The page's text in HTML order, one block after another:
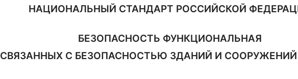
НАЦИОНАЛЬНЫЙ СТАНДАРТ РОССИЙСКОЙ
БЕЗОПАСНОСТЬ ФУНКЦИОНАЛЬНАЯ
СВЯЗАННЫХ С БЕЗОПАСНОСТЬЮ ЗДАНИЙ И